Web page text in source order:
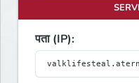
पता (IP):